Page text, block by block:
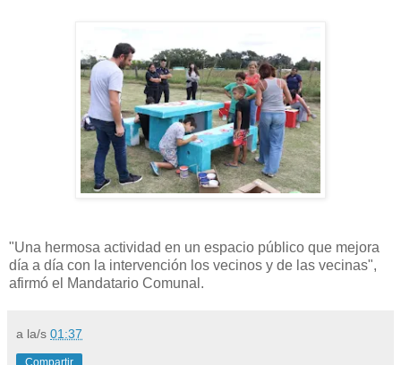
"Una hermosa actividad en un espacio público que mejora
día a día con la intervención los vecinos y de las vecinas",
afirmó el Mandatario Comunal.
a la/s 01:37
Compartir